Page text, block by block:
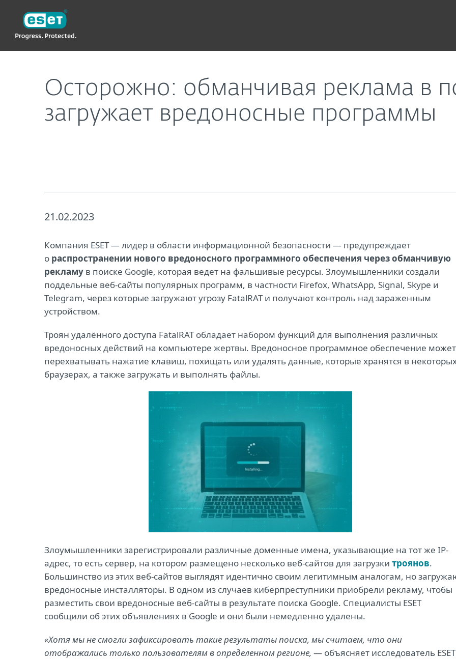
Осторожно: обманчивая реклама в
загружает вредоносные программы
21.02.2023
Компания ESET ― лидер в области информационной безопасности ― предупреждает
о распространении нового вредоносного программного обеспечения через обманчивую
рекламу в поиске Google, которая ведет на фальшивые ресурсы. Злоумышленники создали
поддельные веб-сайты популярных программ, в частности Firefox, WhatsApp, Signal, Skype и
Telegram, через которые загружают угрозу FatalRAT и получают контроль над зараженным
устройством.
Троян удалённого доступа FatalRAT обладает набором функций для выполнения различных
вредоносных действий на компьютере жертвы. Вредоносное программное обеспечение может
перехватывать нажатие клавиш, похищать или удалять данные, которые хранятся в
браузерах, а также загружать и выполнять файлы.
Злоумышленники зарегистрировали различные доменные имена, указывающие на тот же IP-
адрес, то есть сервер, на котором размещено несколько веб-сайтов для загрузки троянов.
Большинство из этих веб-сайтов выглядят идентично своим легитимным аналогам, но
вредоносные инсталляторы. В одном из случаев киберпреступники приобрели рекламу, чтобы
разместить свои вредоносные веб-сайты в результате поиска Google. Специалисты ESET
сообщили об этих объявлениях в Google и они были немедленно удалены.
«Хотя мы не смогли зафиксировать такие результаты поиска, мы считаем, что они
отображались только пользователям в определенном регионе, — объясняет исследователь ESET
Осторожно: обманчивая реклама в поиске Google загружает вредоносные программы
ESET